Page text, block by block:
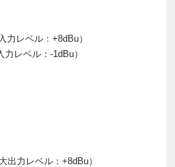
力レベル：+8dBu）
レベル：-1dBu）
出力レベル：+8dBu）